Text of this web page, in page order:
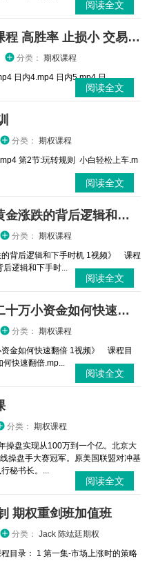
阅读全文
王勇期货期权日内短线培训课程 高胜率 止损小 交易高手
分类： 期权课程
日内4.mp4 日内5.mp4 日...
阅读全文
分类： 期权课程
第2节:玩转规则 小白轻松上车.m
阅读全文
王涛期权百倍增长课堂涛哥黄金涨跌的背后逻辑和下手时机 1视频
分类： 期权课程
的背后逻辑和下手时机 1视频》 课程
逻辑和下手时...
阅读全文
王涛期权百倍增长课堂涛哥二十万小资金如何快速翻倍 1视频
分类： 期权课程
资金如何快速翻倍 1视频》 课程目
快速翻倍.mp...
阅读全文
分类： 期权课程
操盘实现从100万到一个亿。北京大
操盘手大赛冠军。原美国联盟对冲基
秘书长。...
阅读全文
期权重剑班加值班
分类： Jack 陈竑廷期权
目录： 1 第一集-市场上涨时的策略